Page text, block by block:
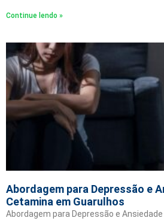
Continue lendo »
Abordagem para Depressão e
Cetamina em Guarulhos
Abordagem para Depressão e